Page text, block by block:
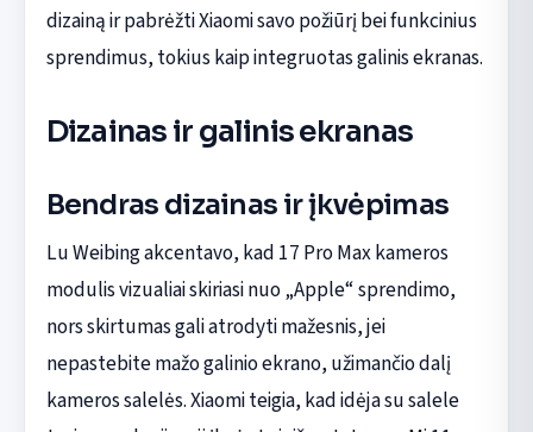
dizainą ir pabrėžti Xiaomi savo požiūrį bei funkcinius
sprendimus, tokius kaip integruotas galinis ekranas.
Dizainas ir galinis ekranas
Bendras dizainas ir įkvėpimas
Lu Weibing akcentavo, kad 17 Pro Max kameros
modulis vizualiai skiriasi nuo „Apple“ sprendimo,
nors skirtumas gali atrodyti mažesnis, jei
nepastebite mažo galinio ekrano, užimančio dalį
kameros salelės. Xiaomi teigia, kad idėja su salele